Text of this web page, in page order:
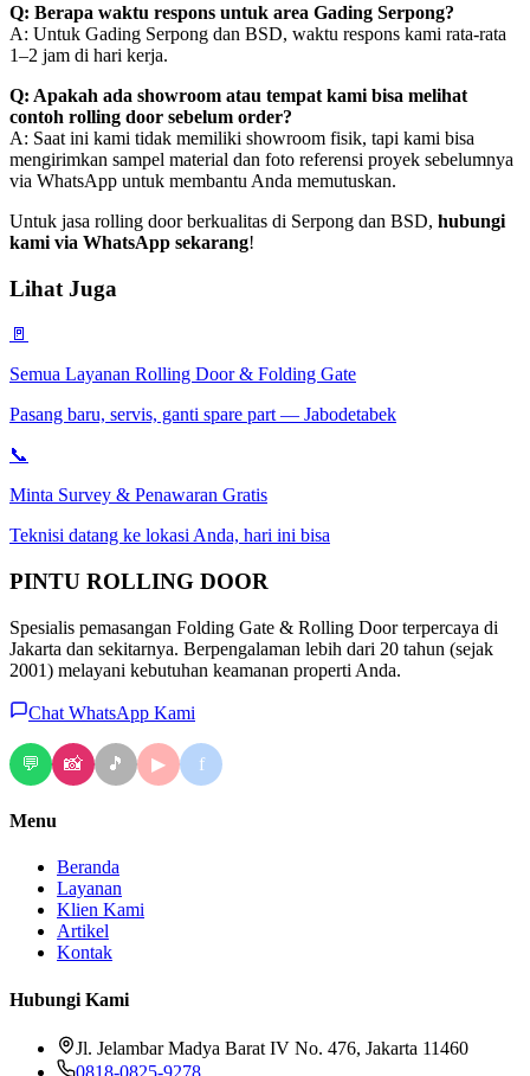
Q: Berapa waktu respons untuk area Gading Serpong?
A: Untuk Gading Serpong dan BSD, waktu respons kami rata-rata
1–2 jam di hari kerja.
Q: Apakah ada showroom atau tempat kami bisa melihat
contoh rolling door sebelum order?
A: Saat ini kami tidak memiliki showroom fisik, tapi kami bisa
mengirimkan sampel material dan foto referensi proyek sebelumnya
via WhatsApp untuk membantu Anda memutuskan.
Untuk jasa rolling door berkualitas di Serpong dan BSD, hubungi
kami via WhatsApp sekarang!
Lihat Juga
🚪
Semua Layanan Rolling Door & Folding Gate
Pasang baru, servis, ganti spare part — Jabodetabek
📞
Minta Survey & Penawaran Gratis
Teknisi datang ke lokasi Anda, hari ini bisa
PINTU ROLLING DOOR
Spesialis pemasangan Folding Gate & Rolling Door terpercaya di
Jakarta dan sekitarnya. Berpengalaman lebih dari 20 tahun (sejak
2001) melayani kebutuhan keamanan properti Anda.
Chat WhatsApp Kami
💬 📸 🎵 ▶ f
Menu
Beranda
Layanan
Klien Kami
Artikel
Kontak
Hubungi Kami
Jl. Jelambar Madya Barat IV No. 476, Jakarta 11460
0818-0825-9278